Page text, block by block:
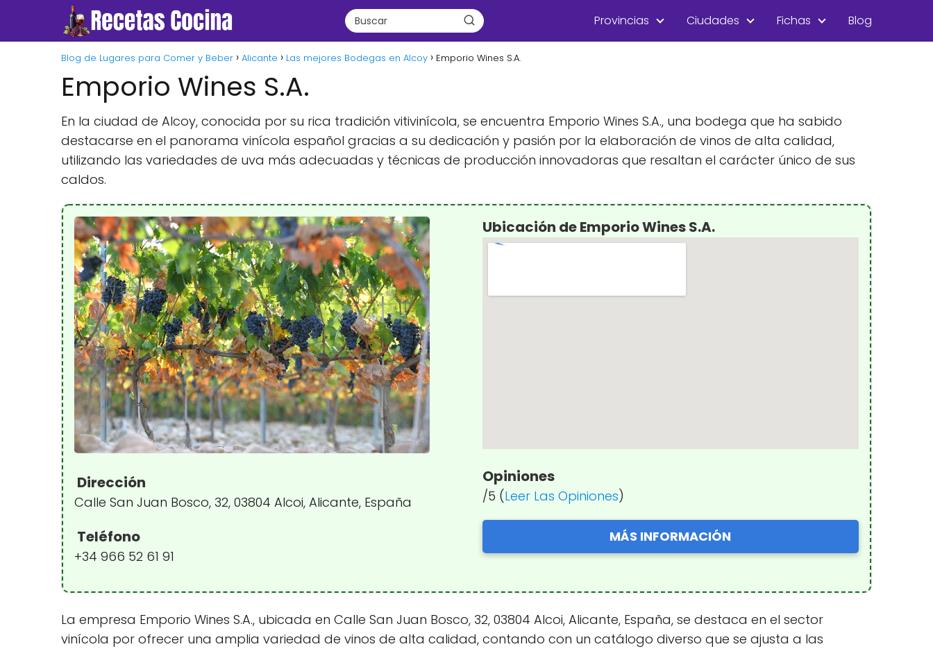
Provincias Ciudades Fichas Blog
Blog de Lugares para Comer y Beber Alicante Las mejores Bodegas en Alcoy Emporio Wines S.A.
Emporio Wines S.A.
En la ciudad de Alcoy, conocida por su rica tradición vitivinícola, se encuentra Emporio Wines S.A., una bodega que ha sabido
destacarse en el panorama vinícola español gracias a su dedicación y pasión por la elaboración de vinos de alta calidad,
utilizando las variedades de uva más adecuadas y técnicas de producción innovadoras que resaltan el carácter único de sus
caldos.
Dirección
Calle San Juan Bosco, 32, 03804 Alcoi, Alicante, España
Teléfono
+34 966 52 61 91
Ubicación de Emporio Wines S.A.
Opiniones
/5 (Leer Las Opiniones)
MÁS INFORMACIÓN
La empresa Emporio Wines S.A., ubicada en Calle San Juan Bosco, 32, 03804 Alcoi, Alicante, España, se destaca en el sector
vinícola por ofrecer una amplia variedad de vinos de alta calidad, contando con un catálogo diverso que se ajusta a las